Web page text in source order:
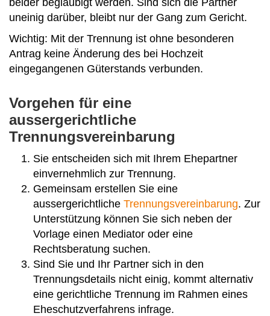
uneinig darüber, bleibt nur der Gang zum Gericht.
Wichtig: Mit der Trennung ist ohne besonderen
Antrag keine Änderung des bei Hochzeit
eingegangenen Güterstands verbunden.
Vorgehen für eine
aussergerichtliche
Trennungsvereinbarung
Sie entscheiden sich mit Ihrem Ehepartner
einvernehmlich zur Trennung.
Gemeinsam erstellen Sie eine
aussergerichtliche Trennungsvereinbarung. Zur
Unterstützung können Sie sich neben der
Vorlage einen Mediator oder eine
Rechtsberatung suchen.
Sind Sie und Ihr Partner sich in den
Trennungsdetails nicht einig, kommt alternativ
eine gerichtliche Trennung im Rahmen eines
Eheschutzverfahrens infrage.